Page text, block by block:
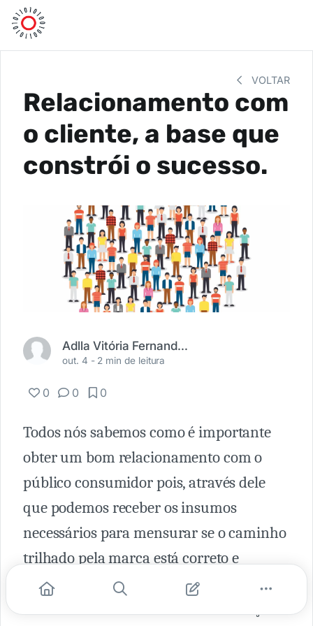
VOLTAR
Relacionamento com
o cliente, a base que
constrói o sucesso.
Adlla Vitória Fernandes da Silva
out. 4 - 2 min de leitura
0 0 0
Todos nós sabemos como é importante
obter um bom relacionamento com o
público consumidor pois, através dele
que podemos receber os insumos
necessários para mensurar se o caminho
trilhado pela marca está correto e
constantemente evoluindo ou